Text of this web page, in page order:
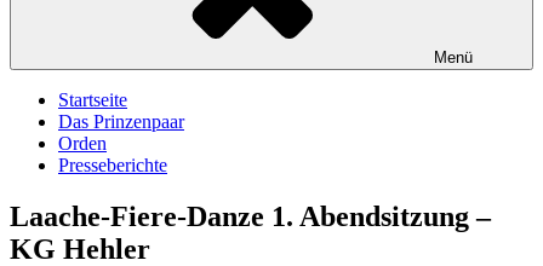
Menü
Startseite
Das Prinzenpaar
Orden
Presseberichte
Laache-Fiere-Danze 1. Abendsitzung –
KG Hehler